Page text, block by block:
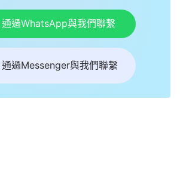
通過WhatsApp與我們聯繫
通過Messenger與我們聯繫